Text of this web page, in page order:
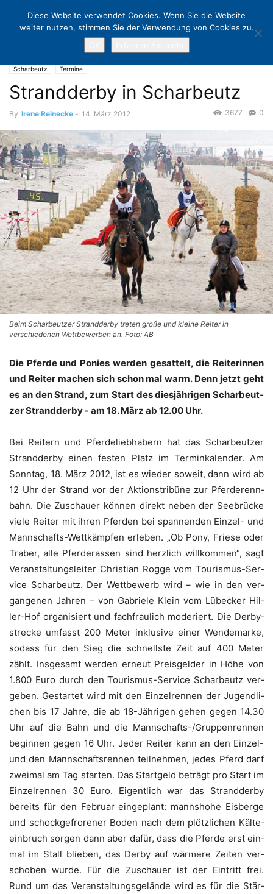
Scharbeutz Termine
Strandderby in Scharbeutz
By Irene Reinecke - 14. März 2012 0
3677
Beim Scharbeutzer Strandderby treten große und kleine Reiter in
verschiedenen Wettbewerben an. Foto: AB
Die Pfer­de und Ponies wer­den gesat­telt, die Rei­te­rin­nen
und Rei­ter machen sich schon mal warm. Denn jetzt geht
es an den Strand, zum Start des dies­jäh­ri­gen Schar­beut­
zer Strand­der­by - am 18. März ab 12.00 Uhr.
Bei Rei­tern und Pfer­de­lieb­ha­bern hat das Schar­beut­zer
Strand­der­by einen fes­ten Platz im Ter­min­ka­len­der. Am
Sonn­tag, 18. März 2012, ist es wie­der soweit, dann wird ab
12 Uhr der Strand vor der Akti­ons­tri­bü­ne zur Pfer­de­renn­
bahn. Die Zuschau­er kön­nen direkt neben der See­brü­cke
vie­le Rei­ter mit ihren Pfer­den bei span­nen­den Ein­zel- und
Mann­schafts-Wett­kämp­fen erle­ben. „Ob Pony, Frie­se oder
Tra­ber, alle Pfer­de­ras­sen sind herz­lich will­kom­men“, sagt
Ver­an­stal­tungs­lei­ter Chris­ti­an Rog­ge vom Tou­ris­mus-Ser­
vice Schar­beutz. Der Wett­be­werb wird – wie in den ver­
gan­ge­nen Jah­ren – von Gabrie­le Klein vom Lübe­cker Hil­
ler-Hof orga­ni­siert und fach­frau­lich mode­riert. Die Der­by­
stre­cke umfasst 200 Meter inklu­si­ve einer Wen­de­mar­ke,
sodass für den Sieg die schnells­te Zeit auf 400 Meter
zählt. Ins­ge­samt wer­den erneut Preis­gel­der in Höhe von
1.800 Euro durch den Tou­ris­mus-Ser­vice Schar­beutz ver­
ge­ben. Gestar­tet wird mit den Ein­zel­ren­nen der Jugend­li­
chen bis 17 Jah­re, die ab 18-Jäh­ri­gen gehen gegen 14.30
Uhr auf die Bahn und die Mann­schafts-/Grup­pen­ren­nen
begin­nen gegen 16 Uhr. Jeder Rei­ter kann an den Ein­zel-
und den Mann­schafts­ren­nen teil­neh­men, jedes Pferd darf
zwei­mal am Tag star­ten. Das Start­geld beträgt pro Start im
Ein­zel­ren­nen 30 Euro. Eigent­lich war das Strand­der­by
bereits für den Febru­ar ein­ge­plant: manns­ho­he Eis­ber­ge
und schock­ge­fro­re­ner Boden nach dem plötz­li­chen Käl­te­
ein­bruch sor­gen dann aber dafür, dass die Pfer­de erst ein­
mal im Stall blie­ben, das Der­by auf wär­me­re Zei­ten ver­
scho­ben wur­de. Für die Zuschau­er ist der Ein­tritt frei.
Rund um das Ver­an­stal­tungs­ge­län­de wird es für die Stär­
Diese Website verwendet Cookies. Wenn Sie die Website
weiter nutzen, stimmen Sie der Verwendung von Cookies zu.